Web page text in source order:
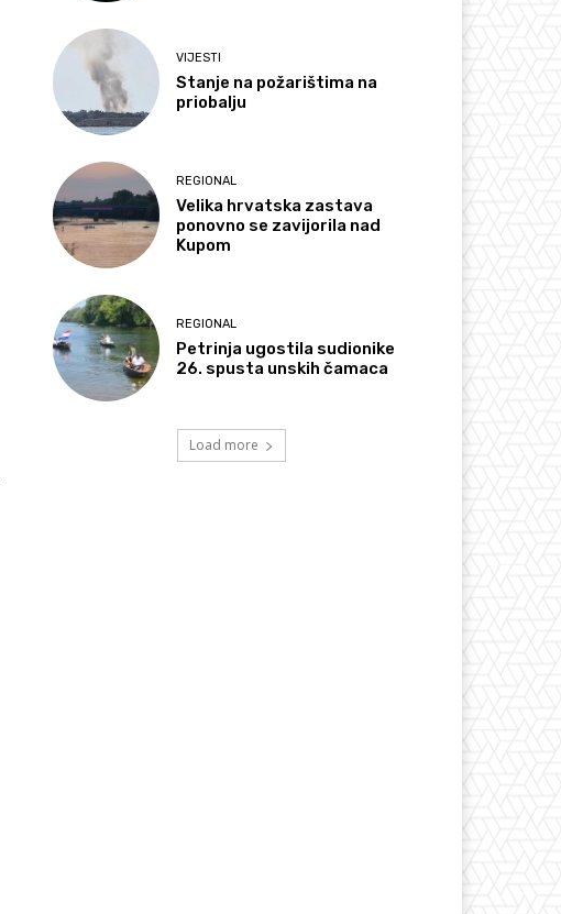
VIJESTI
Stanje na požarištima na
priobalju
REGIONAL
Velika hrvatska zastava
ponovno se zavijorila nad
Kupom
REGIONAL
Petrinja ugostila sudionike
26. spusta unskih čamaca
Load more